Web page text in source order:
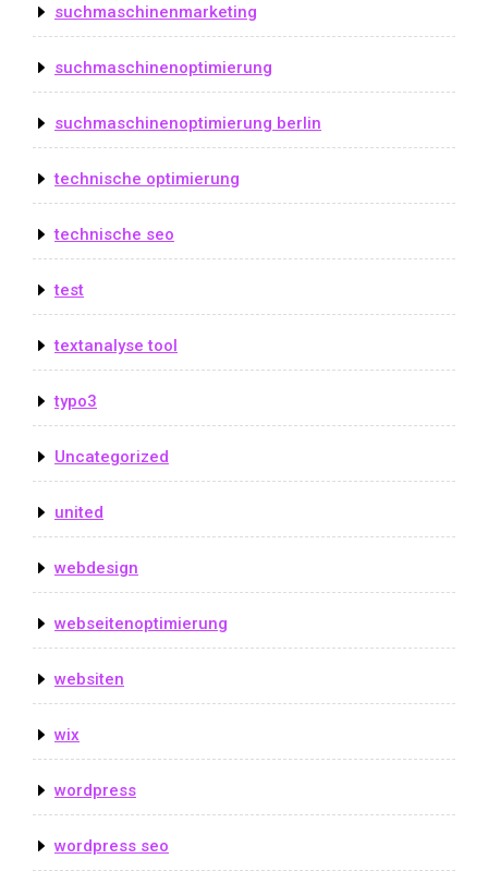
suchmaschinenmarketing
suchmaschinenoptimierung
suchmaschinenoptimierung berlin
technische optimierung
technische seo
test
textanalyse tool
typo3
Uncategorized
united
webdesign
webseitenoptimierung
websiten
wix
wordpress
wordpress seo